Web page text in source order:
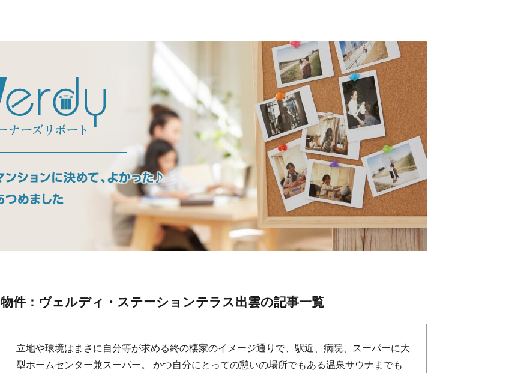
物件：ヴェルディ・ステーションテラス出雲の記事一覧
立地や環境はまさに自分等が求める終の棲家のイメージ通りで、駅近、病院、スーパーに大
型ホームセンター兼スーパー。 かつ自分にとっての憩いの場所でもある温泉サウナまでも